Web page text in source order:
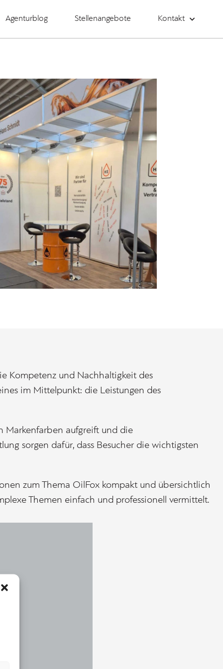
Agenturblog Stellenangebote Kontakt
Kompetenz und Nachhaltigkeit des
im Mittelpunkt: die Leistungen des
Markenfarben aufgreift und die
sorgen dafür, dass Besucher die wichtigsten
zum Thema OilFox kompakt und übersichtlich
Themen einfach und professionell vermittelt.